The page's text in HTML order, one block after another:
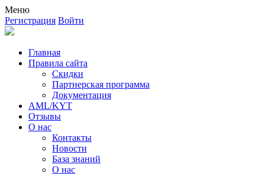
Меню
Регистрация Войти
Главная
Правила сайта
Скидки
Партнерская программа
Документация
AML/KYT
Отзывы
О нас
Контакты
Новости
База знаний
О нас